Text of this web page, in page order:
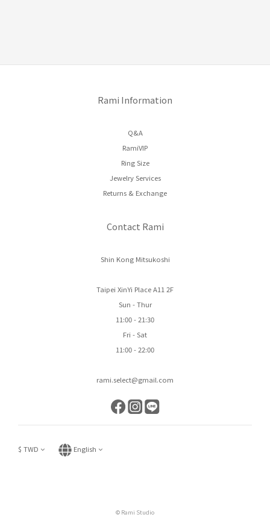
Rami Information
Q&A
RamiVIP
Ring Size
Jewelry Services
Returns & Exchange
Contact Rami
Shin Kong Mitsukoshi
Taipei XinYi Place A11 2F
Sun - Thur
11:00 - 21:30
Fri - Sat
11:00 - 22:00
rami.select@gmail.com
$ TWD English
© Rami Studio